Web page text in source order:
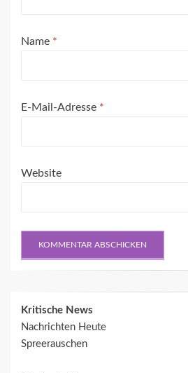
Name *
E-Mail-Adresse *
Website
Kritische News
Nachrichten Heute
Spreerauschen